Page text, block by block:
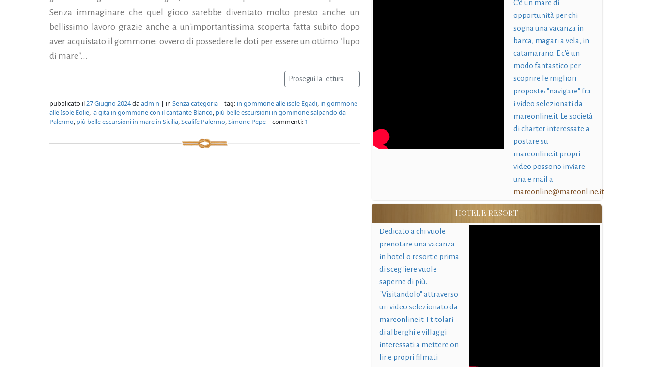
Senza immaginare che quel gioco sarebbe diventato molto presto anche un
bellissimo lavoro grazie anche a un'importantissima scoperta fatta subito dopo
aver acquistato il gommone: ovvero di possedere le doti per essere un ottimo "lupo
di mare"...
Prosegui la lettura
pubblicato il27 Giugno 2024daadmin | in Senza categoria | tag: in gommone alle isole Egadi, in gommone
alle Isole Eolie, la gita in gommone con il cantante Blanco, più belle escursioni in gommone salpando da
Palermo, più belle escursioni in mare in Sicilia,Sealife Palermo,Simone Pepe | commenti: 1
C'è un mare di
opportunità per chi
sogna una vacanza in
barca, magari a vela, in
catamarano. E c'è un
modo fantastico per
scoprire le migliori
proposte: "navigare" fra
i video selezionati da
mareonline.it. Le società
di charter interessate a
postare su
mareonline.it propri
video possono inviare
una e mail a
mareonline@mareonline.it
HOTEL E RESORT
Dedicato a chi vuole
prenotare una vacanza
in hotel o resort e prima
di scegliere vuole
saperne di più.
"Visitandolo" attraverso
un video selezionato da
mareonline.it. I titolari
di alberghi e villaggi
interessati a mettere on
line propri filmati